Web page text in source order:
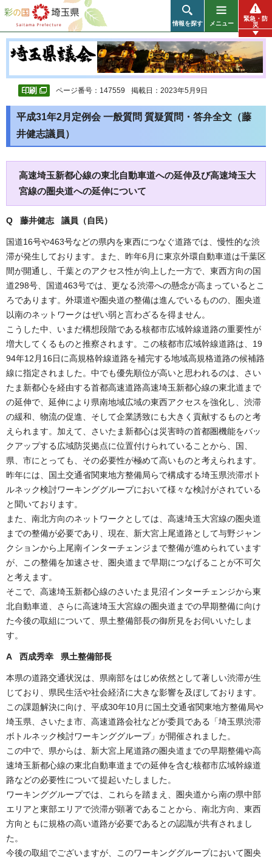
彩の国 埼玉県
情報を探す メニュー
緊急・防
災
ページ番号：147559 掲載日：2023年5月9日
平成31年2月定例会 一般質問 質疑質問・答弁全文（藤
井健志議員）
高速埼玉新都心線の東北自動車道への延伸及び高速埼玉大
宮線の圏央道への延伸について
Q 藤井健志 議員（自民）
国道16号や463号などの県内を東西につなぐ道路では、慢性的な渋
滞が発生しております。また、昨年6月に東京外環自動車道は千葉区
間が開通し、千葉とのアクセス性が向上した一方で、東西方向の国
道298号、国道463号では、更なる渋滞への懸念が高まっているとこ
ろであります。外環道や圏央道の整備は進んでいるものの、圏央道
以南のネットワークはぜい弱と言わざるを得ません。
こうした中、いまだ構想段階である核都市広域幹線道路の重要性が
増大してくるものと推察されます。この核都市広域幹線道路は、19
94年12月16日に高規格幹線道路を補完する地域高規格道路の候補路
線に指定されました。中でも優先順位が高いと思われるのは、さい
たま新都心を経由する首都高速道路高速埼玉新都心線の東北道まで
の延伸で、延伸により県南地域広域の東西アクセスを強化し、渋滞
の緩和、物流の促進、そして企業誘致にも大きく貢献するものと考
えられます。加えて、さいたま新都心は災害時の首都圏機能をバッ
クアップする広域防災拠点に位置付けられていることから、国、
県、市にとっても、その必要性が極めて高いものと考えられます。
昨年には、国土交通省関東地方整備局らで構成する埼玉県渋滞ボト
ルネック検討ワーキンググループにおいて様々な検討がされている
と聞いております。
また、南北方向のネットワークとしては、高速埼玉大宮線の圏央道
までの整備が必要であり、現在、新大宮上尾道路として与野ジャン
クションから上尾南インターチェンジまで整備が進められています
が、この整備を加速させ、圏央道まで早期につなげることが不可欠
と考えます。
そこで、高速埼玉新都心線のさいたま見沼インターチェンジから東
北自動車道、さらに高速埼玉大宮線の圏央道までの早期整備に向け
た今後の取組について、県土整備部長の御所見をお伺いいたしま
す。
A 西成秀幸 県土整備部長
本県の道路交通状況は、県南部をはじめ依然として著しい渋滞が生
じており、県民生活や社会経済に大きな影響を及ぼしております。
この課題解決に向け、平成30年10月に国土交通省関東地方整備局や
埼玉県、さいたま市、高速道路会社などが委員である「埼玉県渋滞
ボトルネック検討ワーキンググループ」が開催されました。
この中で、県からは、新大宮上尾道路の圏央道までの早期整備や高
速埼玉新都心線の東北自動車道までの延伸を含む核都市広域幹線道
路などの必要性について提起いたしました。
ワーキンググループでは、これらを踏まえ、圏央道から南の県中部
エリアと東部エリアで渋滞が顕著であることから、南北方向、東西
方向ともに規格の高い道路が必要であるとの認識が共有されまし
た。
今後の取組でございますが、このワーキンググループにおいて圏央